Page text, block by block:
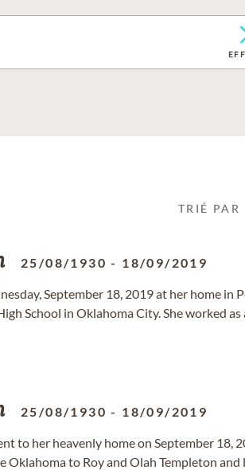
TRIÉ PAR
25/08/1930 - 18/09/2019
September 18, 2019 at her home in
School in Oklahoma City. She worked as
25/08/1930 - 18/09/2019
to her heavenly home on September 18,
Oklahoma to Roy and Olah Templeton and